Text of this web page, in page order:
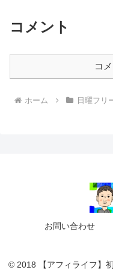
コメント
コ
ホーム 日曜フリ
お問い合わせ
© 2018 【アフィライフ】